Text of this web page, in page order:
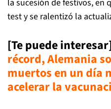
la sucesión de festivos, en
test y se ralentizó la
[Te puede
récord, Alemania
muertos en un día
acelerar la